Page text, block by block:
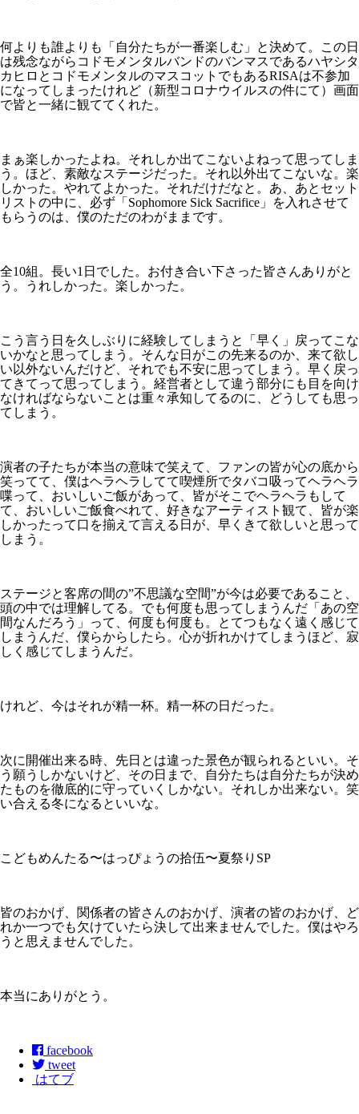
何よりも誰よりも「自分たちが一番楽しむ」と決めて。この日
は残念ながらコドモメンタルバンドのバンマスであるハヤシタ
カヒロとコドモメンタルのマスコットでもあるRISAは不参加
になってしまったけれど（新型コロナウイルスの件にて）画面
で皆と一緒に観ててくれた。
まぁ楽しかったよね。それしか出てこないよねって思ってしま
う。ほど、素敵なステージだった。それ以外出てこないな。楽
しかった。やれてよかった。それだけだなと。あ、あとセット
リストの中に、必ず「Sophomore Sick Sacrifice」を入れさせて
もらうのは、僕のただのわがままです。
全10組。長い1日でした。お付き合い下さった皆さんありがと
う。うれしかった。楽しかった。
こう言う日を久しぶりに経験してしまうと「早く」戻ってこな
いかなと思ってしまう。そんな日がこの先来るのか、来て欲し
い以外ないんだけど、それでも不安に思ってしまう。早く戻っ
てきてって思ってしまう。経営者として違う部分にも目を向け
なければならないことは重々承知してるのに、どうしても思っ
てしまう。
演者の子たちが本当の意味で笑えて、ファンの皆が心の底から
笑ってて、僕はヘラヘラしてて喫煙所でタバコ吸ってヘラヘラ
喋って、おいしいご飯があって、皆がそこでヘラヘラもして
て、おいしいご飯食べれて、好きなアーティスト観て、皆が楽
しかったって口を揃えて言える日が、早くきて欲しいと思って
しまう。
ステージと客席の間の”不思議な空間”が今は必要であること、
頭の中では理解してる。でも何度も思ってしまうんだ「あの空
間なんだろう」って、何度も何度も。とてつもなく遠く感じて
しまうんだ、僕らからしたら。心が折れかけてしまうほど、寂
しく感じてしまうんだ。
けれど、今はそれが精一杯。精一杯の日だった。
次に開催出来る時、先日とは違った景色が観られるといい。そ
う願うしかないけど、その日まで、自分たちは自分たちが決め
たものを徹底的に守っていくしかない。それしか出来ない。笑
い合える冬になるといいな。
こどもめんたる〜はっぴょうの拾伍〜夏祭りSP
皆のおかげ、関係者の皆さんのおかげ、演者の皆のおかげ、ど
れか一つでも欠けていたら決して出来ませんでした。僕はやろ
うと思えませんでした。
本当にありがとう。
facebook
tweet
はてブ